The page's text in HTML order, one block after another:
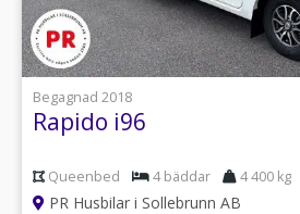
1
Begagnad 2018
Rapido i96
Queenbed 4 bäddar 4 400 kg
PR Husbilar i Sollebrunn AB